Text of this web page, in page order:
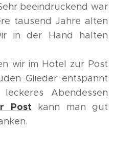
beeindruckend war
tausend Jahre alten
in der Hand halten
wir im Hotel zur Post
Glieder entspannt
Abendessen
Postkann man gut